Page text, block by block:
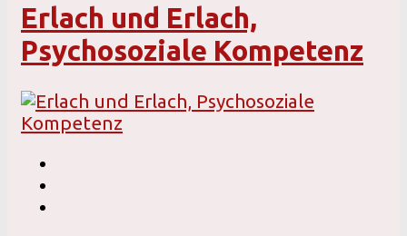
Erlach und Erlach,
Psychosoziale Kompetenz